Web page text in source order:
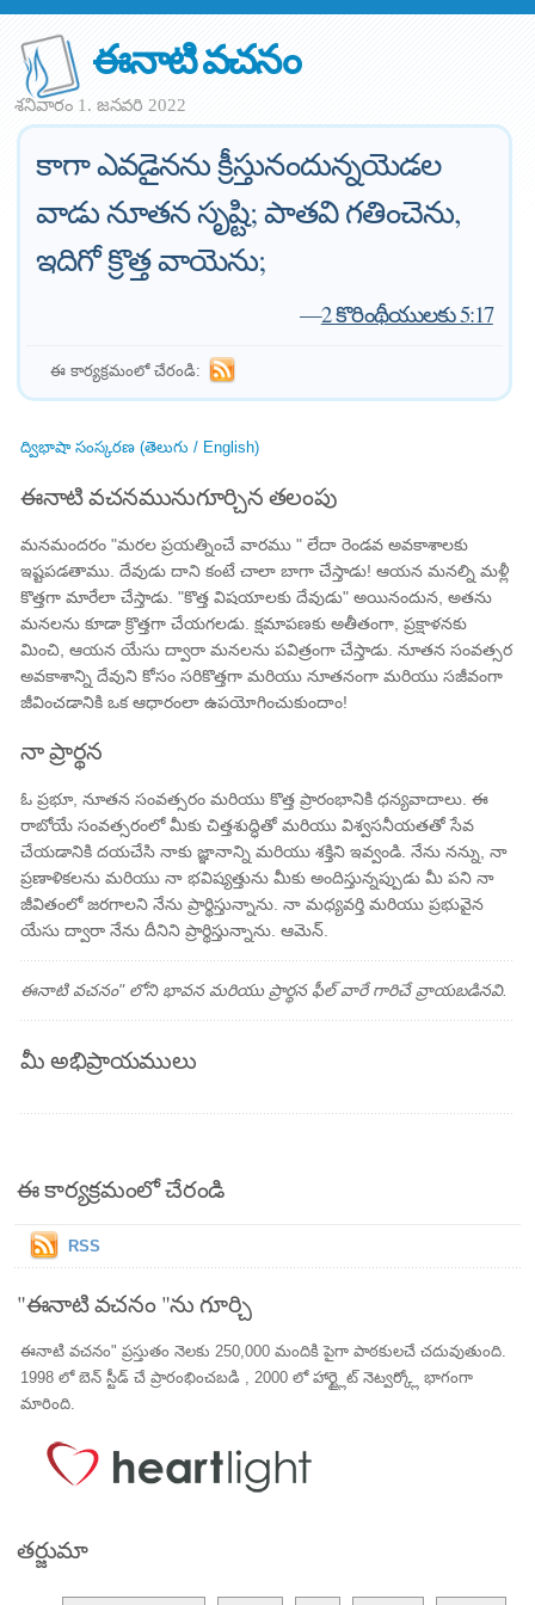
ఈనాటి వచనం
శనివారం 1. జనవరి 2022
కాగా ఎవడైనను క్రీస్తునందున్నయెడల
వాడు నూతన సృష్టి; పాతవి గతించెను,
ఇదిగో క్రొత్త వాయెను;
—2 కొరింథీయులకు 5:17
ఈ కార్యక్రమంలో చేరండి:
ద్విభాషా సంస్కరణ (తెలుగు / English)
ఈనాటి వచనమునుగూర్చిన తలంపు
మనమందరం "మరల ప్రయత్నించే వారము " లేదా రెండవ అవకాశాలకు
ఇష్టపడతాము. దేవుడు దాని కంటే చాలా బాగా చేస్తాడు! ఆయన మనల్ని మళ్లీ
కొత్తగా మారేలా చేస్తాడు. "కొత్త విషయాలకు దేవుడు" అయినందున, అతను
మనలను కూడా క్రొత్తగా చేయగలడు. క్షమాపణకు అతీతంగా, ప్రక్షాళనకు
మించి, ఆయన యేసు ద్వారా మనలను పవిత్రంగా చేస్తాడు. నూతన సంవత్సర
అవకాశాన్ని దేవుని కోసం సరికొత్తగా మరియు నూతనంగా మరియు సజీవంగా
జీవించడానికి ఒక ఆధారంలా ఉపయోగించుకుందాం!
నా ప్రార్థన
ఓ ప్రభూ, నూతన సంవత్సరం మరియు కొత్త ప్రారంభానికి ధన్యవాదాలు. ఈ
రాబోయే సంవత్సరంలో మీకు చిత్తశుద్ధితో మరియు విశ్వసనీయతతో సేవ
చేయడానికి దయచేసి నాకు జ్ఞానాన్ని మరియు శక్తిని ఇవ్వండి. నేను నన్ను, నా
ప్రణాళికలను మరియు నా భవిష్యత్తును మీకు అందిస్తున్నప్పుడు మీ పని నా
జీవితంలో జరగాలని నేను ప్రార్థిస్తున్నాను. నా మధ్యవర్తి మరియు ప్రభువైన
యేసు ద్వారా నేను దీనిని ప్రార్థిస్తున్నాను. ఆమెన్.
ఈనాటి వచనం" లోని భావన మరియు ప్రార్థన ఫీల్ వారే గారిచే వ్రాయబడినవి.
మీ అభిప్రాయములు
ఈ కార్యక్రమంలో చేరండి
RSS
"ఈనాటి వచనం "ను గూర్చి
ఈనాటి వచనం" ప్రస్తుతం నెలకు 250,000 మందికి పైగా పాఠకులచే చదువుతుంది.
1998 లో బెన్ స్టీడ్ చే ప్రారంభించబడి , 2000 లో హార్ట్లైట్ నెట్వర్క్లో భాగంగా
మారింది.
తర్జుమా